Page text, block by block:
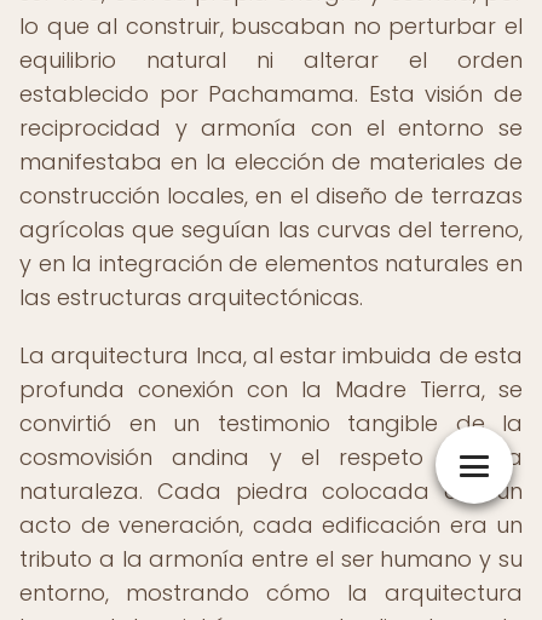
lo que al construir, buscaban no perturbar el
equilibrio natural ni alterar el orden
establecido por Pachamama. Esta visión de
reciprocidad y armonía con el entorno se
manifestaba en la elección de materiales de
construcción locales, en el diseño de terrazas
agrícolas que seguían las curvas del terreno,
y en la integración de elementos naturales en
las estructuras arquitectónicas.
La arquitectura Inca, al estar imbuida de esta
profunda conexión con la Madre Tierra, se
convirtió en un testimonio tangible de la
cosmovisión andina y el respeto por la
naturaleza. Cada piedra colocada era un
acto de veneración, cada edificación era un
tributo a la armonía entre el ser humano y su
entorno, mostrando cómo la arquitectura